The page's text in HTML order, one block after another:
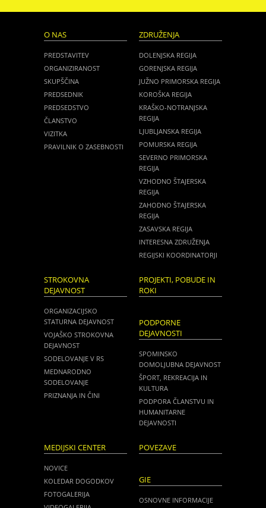
O NAS
PREDSTAVITEV
ORGANIZIRANOST
SKUPŠČINA
PREDSEDNIK
PREDSEDSTVO
ČLANSTVO
VIZITKA
PRAVILNIK O ZASEBNOSTI
ZDRUŽENJA
DOLENJSKA REGIJA
GORENJSKA REGIJA
JUŽNO PRIMORSKA REGIJA
KOROŠKA REGIJA
KRAŠKO-NOTRANJSKA
REGIJA
LJUBLJANSKA REGIJA
POMURSKA REGIJA
SEVERNO PRIMORSKA
REGIJA
VZHODNO ŠTAJERSKA
REGIJA
ZAHODNO ŠTAJERSKA
REGIJA
ZASAVSKA REGIJA
INTERESNA ZDRUŽENJA
REGIJSKI KOORDINATORJI
STROKOVNA
DEJAVNOST
ORGANIZACIJSKO
STATURNA DEJAVNOST
VOJAŠKO STROKOVNA
DEJAVNOST
SODELOVANJE V RS
MEDNARODNO
SODELOVANJE
PRIZNANJA IN ČINI
PROJEKTI, POBUDE IN
ROKI
PODPORNE
DEJAVNOSTI
SPOMINSKO
DOMOLJUBNA DEJAVNOST
ŠPORT, REKREACIJA IN
KULTURA
PODPORA ČLANSTVU IN
HUMANITARNE
DEJAVNOSTI
MEDIJSKI CENTER
NOVICE
KOLEDAR DOGODKOV
FOTOGALERIJA
POVEZAVE
GIE
OSNOVNE INFORMACIJE